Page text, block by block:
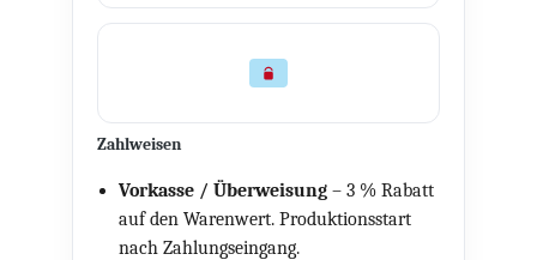
Zahlweisen
Vorkasse / Überweisung– 3 % Rabatt
auf den Warenwert. Produktionsstart
nach Zahlungseingang.